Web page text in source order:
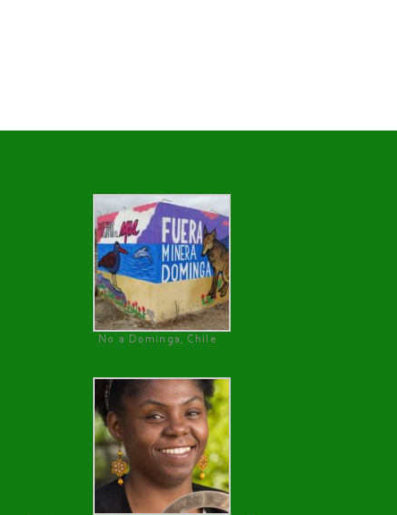
No a Dominga, Chile